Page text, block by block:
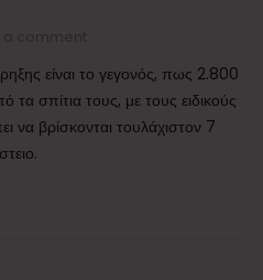
είναι το γεγονός, πως 2.800
σπίτια τους, με τους ειδικούς
να βρίσκονται τουλάχιστον 7